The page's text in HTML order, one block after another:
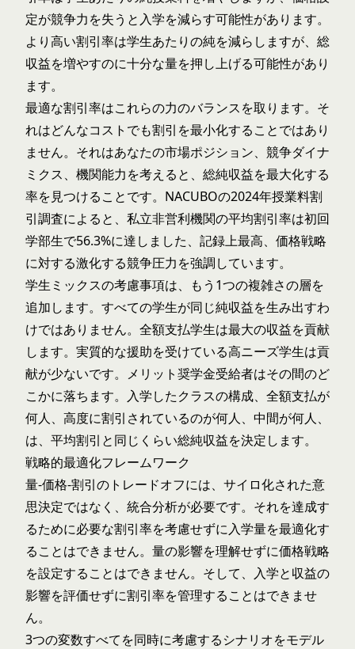
定が競争力を失うと入学を減らす可能性があります。
より高い割引率は学生あたりの純を減らしますが、総
収益を増やすのに十分な量を押し上げる可能性があり
ます。
最適な割引率はこれらの力のバランスを取ります。そ
れはどんなコストでも割引を最小化することではあり
ません。それはあなたの市場ポジション、競争ダイナ
ミクス、機関能力を考えると、総純収益を最大化する
率を見つけることです。 NACUBOの2024年授業料割
引調査によると、私立非営利機関の平均割引率は初回
学部生で56.3%に達しました、記録上最高、価格戦略
に対する激化する競争圧力を強調しています。
学生ミックスの考慮事項は、もう1つの複雑さの層を
追加します。すべての学生が同じ純収益を生み出すわ
けではありません。全額支払学生は最大の収益を貢献
します。実質的な援助を受けている高ニーズ学生は貢
献が少ないです。メリット奨学金受給者はその間のど
こかに落ちます。入学したクラスの構成、全額支払が
何人、高度に割引されているのが何人、中間が何人、
は、平均割引と同じくらい総純収益を決定します。
戦略的最適化フレームワーク
量-価格-割引のトレードオフには、サイロ化された意
思決定ではなく、統合分析が必要です。それを達成す
るために必要な割引率を考慮せずに入学量を最適化す
ることはできません。量の影響を理解せずに価格戦略
を設定することはできません。そして、入学と収益の
影響を評価せずに割引率を管理することはできませ
ん。
3つの変数すべてを同時に考慮するシナリオをモデル